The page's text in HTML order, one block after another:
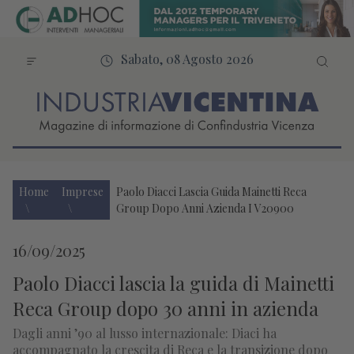
Sabato, 08 Agosto 2026
Home Imprese
Paolo Diacci Lascia Guida Mainetti Reca
Group Dopo Anni Azienda I V20900
16/09/2025
Paolo Diacci lascia la guida di Mainetti
Reca Group dopo 30 anni in azienda
Dagli anni ’90 al lusso internazionale: Diaci ha
accompagnato la crescita di Reca e la transizione dopo